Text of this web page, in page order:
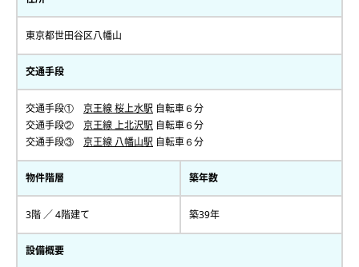
東京都世田谷区八幡山
交通手段
交通手段① 京王線 桜上水駅 自転車６分
交通手段② 京王線 上北沢駅 自転車６分
交通手段③ 京王線 八幡山駅 自転車６分
物件階層
3階 ／ 4階建て
築年数
築39年
設備概要